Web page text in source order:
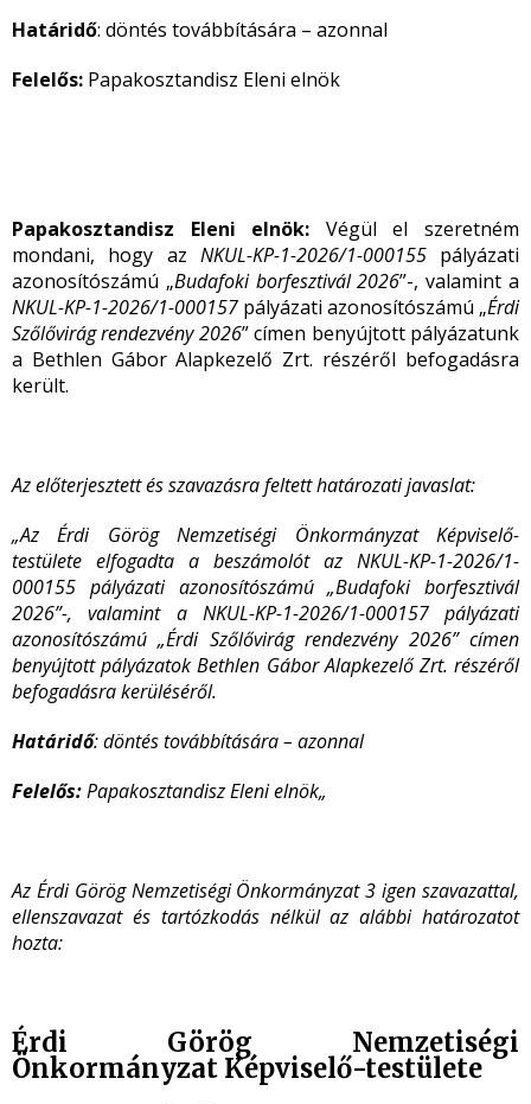
Határidő: döntés továbbítására – azonnal
Felelős: Papakosztandisz Eleni elnök
Papakosztandisz Eleni elnök: Végül el szeretném
mondani, hogy az NKUL-KP-1-2026/1-000155pályázati
azonosítószámú „Budafoki borfesztivál 2026”-, valamint a
NKUL-KP-1-2026/1-000157 pályázati azonosítószámú „Érdi
Szőlővirág rendezvény 2026” címen benyújtott pályázatunk
a Bethlen Gábor Alapkezelő Zrt. részéről befogadásra
került.
Az előterjesztett és szavazásra feltett határozati javaslat:
„Az Érdi Görög Nemzetiségi Önkormányzat Képviselő-
testülete elfogadta a beszámolót az NKUL-KP-1-2026/1-
000155 pályázati azonosítószámú „Budafoki borfesztivál
2026”-, valamint a NKUL-KP-1-2026/1-000157 pályázati
azonosítószámú „Érdi Szőlővirág rendezvény 2026” címen
benyújtott pályázatok Bethlen Gábor Alapkezelő Zrt. részéről
befogadásra kerüléséről.
Határidő: döntés továbbítására – azonnal
Felelős:Papakosztandisz Eleni elnök„
Az Érdi Görög Nemzetiségi Önkormányzat 3 igen szavazattal,
ellenszavazat és tartózkodás nélkül az alábbi határozatot
hozta:
Érdi Görög Nemzetiségi
Önkormányzat Képviselő-testülete